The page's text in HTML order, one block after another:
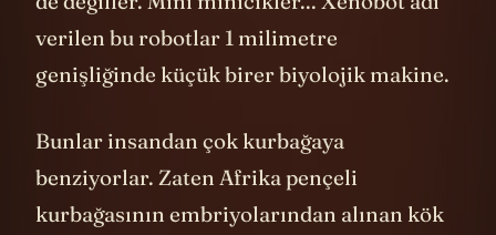
verilen bu robotlar 1 milimetre
genişliğinde küçük birer biyolojik makine.
Bunlar insandan çok kurbağaya
benziyorlar. Zaten Afrika pençeli
kurbağasının embriyolarından alınan kök